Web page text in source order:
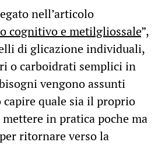
nell’articolo
cognitivo e metilgliossale”,
di glicazione individuali,
o carboidrati semplici in
vengono assunti
quale sia il proprio
in pratica poche ma
ritornare verso la